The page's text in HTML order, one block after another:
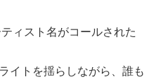
ィスト名がコールされた
イトを揺らしながら、誰も